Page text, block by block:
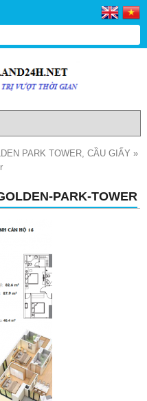
PARK TOWER, CẦU GIẤY »
PARK-TOWER